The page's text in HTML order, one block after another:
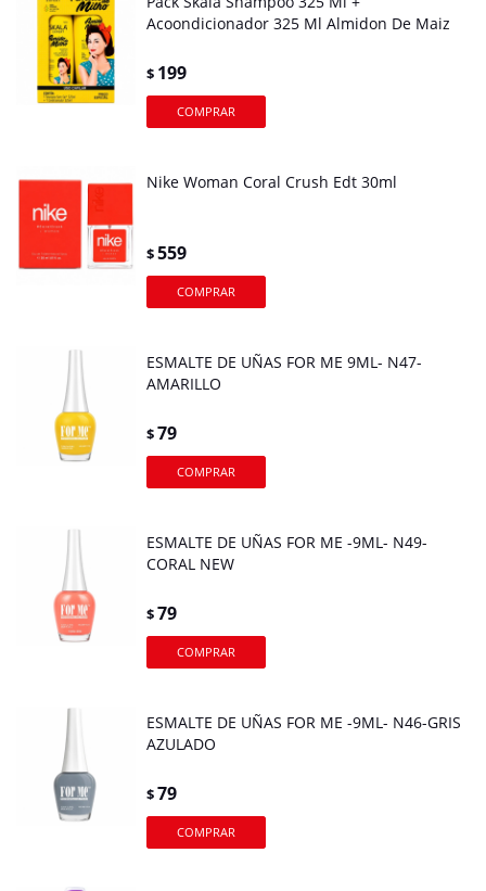
Acoondicionador 325 Ml Almidon De Maiz
$ 199
Nike Woman Coral Crush Edt 30ml
$559
ESMALTE DE UÑAS FOR ME 9ML- N47-
AMARILLO
$79
ESMALTE DE UÑAS FOR ME -9ML- N49-
CORAL NEW
$79
ESMALTE DE UÑAS FOR ME -9ML- N46-GRIS
AZULADO
$79